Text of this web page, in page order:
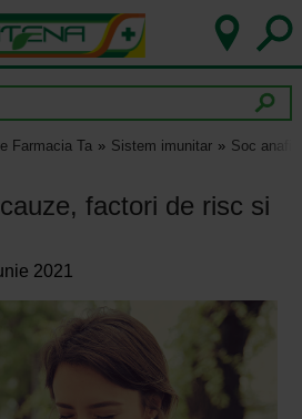
Farmacia Ta Sistem imunitar Soc
factori de risc si
2021